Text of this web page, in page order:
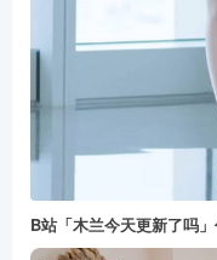
B站「木兰今天更新了吗